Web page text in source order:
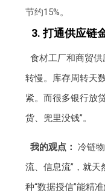
节约15%。
3. 打通供应链
食材工厂和商贸
转慢。库存周转天
紧。而很多银行放
货、兜里没钱”。
我的观点： 冷链
流、信息流”，就
种“数据授信”能精